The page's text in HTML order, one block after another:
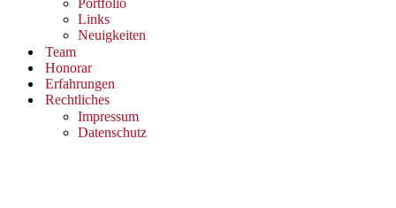
Portfolio
Links
Neuigkeiten
Team
Honorar
Erfahrungen
Rechtliches
Impressum
Datenschutz